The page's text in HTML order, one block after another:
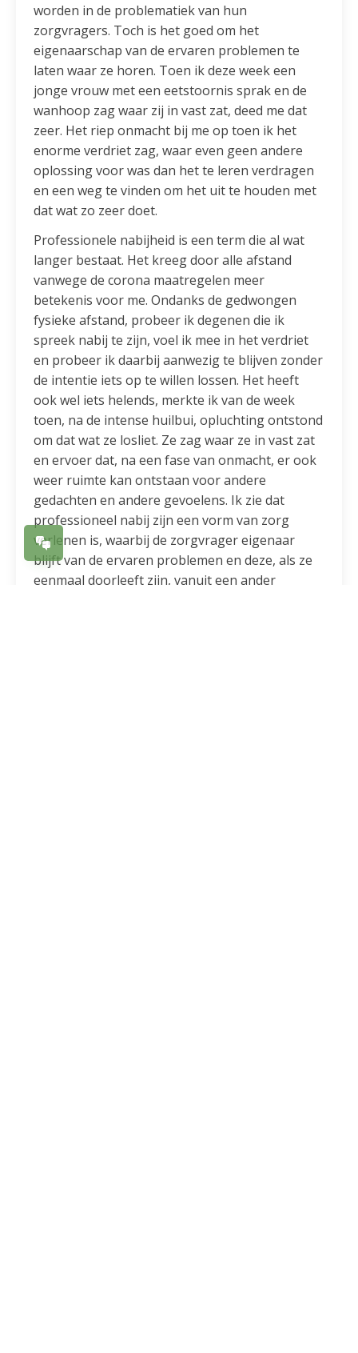
worden in de problematiek van hun
zorgvragers. Toch is het goed om het
eigenaarschap van de ervaren problemen te
laten waar ze horen. Toen ik deze week een
jonge vrouw met een eetstoornis sprak en de
wanhoop zag waar zij in vast zat, deed me dat
zeer. Het riep onmacht bij me op toen ik het
enorme verdriet zag, waar even geen andere
oplossing voor was dan het te leren verdragen
en een weg te vinden om het uit te houden met
dat wat zo zeer doet.
Professionele nabijheid is een term die al wat
langer bestaat. Het kreeg door alle afstand
vanwege de corona maatregelen meer
betekenis voor me. Ondanks de gedwongen
fysieke afstand, probeer ik degenen die ik
spreek nabij te zijn, voel ik mee in het verdriet
en probeer ik daarbij aanwezig te blijven zonder
de intentie iets op te willen lossen. Het heeft
ook wel iets helends, merkte ik van de week
toen, na de intense huilbui, opluchting ontstond
om dat wat ze losliet. Ze zag waar ze in vast zat
en ervoer dat, na een fase van onmacht, er ook
weer ruimte kan ontstaan voor andere
gedachten en andere gevoelens. Ik zie dat
professioneel nabij zijn een vorm van zorg
verlenen is, waarbij de zorgvrager eigenaar
blijft van de ervaren problemen en deze, als ze
eenmaal doorleeft zijn, vanuit een ander